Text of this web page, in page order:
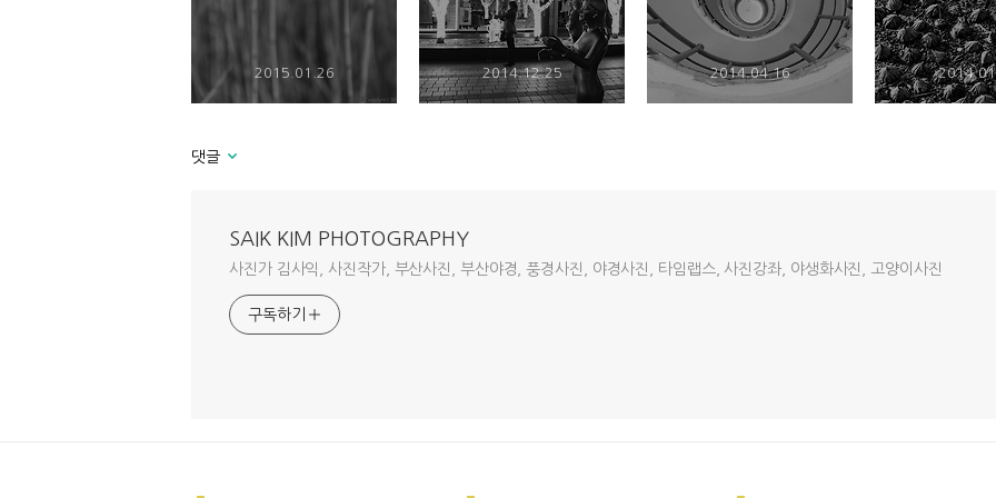
2015.01.26 2014.12.25 2014.04.16
댓글
SAIK KIM PHOTOGRAPHY
사진가 김사익, 사진작가, 부산사진, 부산야경, 풍경사진, 야경사진, 타임랩스, 사진강좌, 야생화사진, 고양이사진
구독하기